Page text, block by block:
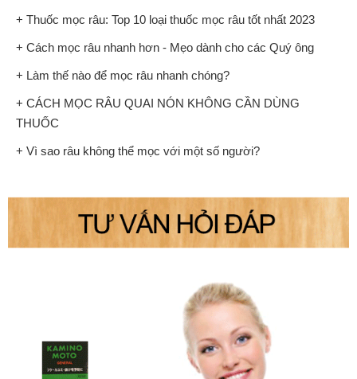
+ Thuốc mọc râu: Top 10 loại thuốc mọc râu tốt nhất 2023
+ Cách mọc râu nhanh hơn - Mẹo dành cho các Quý ông
+ Làm thế nào để mọc râu nhanh chóng?
+ CÁCH MỌC RÂU QUAI NÓN KHÔNG CẦN DÙNG
THUỐC
+ Vì sao râu không thể mọc với một số người?